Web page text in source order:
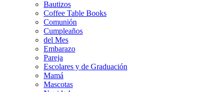
Bautizos
Coffee Table Books
Comunión
Cumpleaños
del Mes
Embarazo
Pareja
Escolares y de Graduación
Mamá
Mascotas